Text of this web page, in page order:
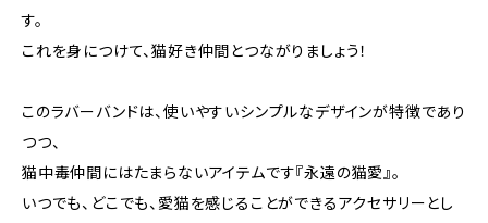
す。
これを身につけて、猫好き仲間とつながりましょう！
このラバーバンドは、使いやすいシンプルなデザインが特徴であり
つつ、
猫中毒仲間にはたまらないアイテムです『永遠の猫愛』。
いつでも、どこでも、愛猫を感じることができるアクセサリーとし